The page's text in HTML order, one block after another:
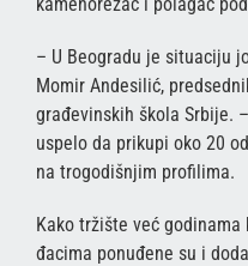
– U Beogradu je situaciju
Momir Andesilić,
građevinskih škola Srbije.
uspelo da prikupi oko 20
na trogodišnjim profilima.
Kako tržište već
đacima ponuđene su i